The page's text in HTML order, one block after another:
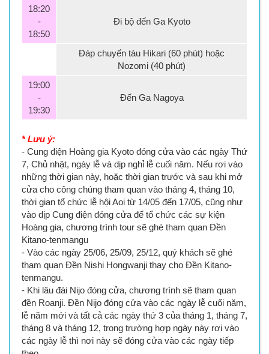
18:20
-
18:50
Đi bộ đến Ga Kyoto
Đáp chuyến tàu Hikari (60 phút) hoặc
Nozomi (40 phút)
19:00
-
19:30
Đến Ga Nagoya
* Lưu ý:
- Cung điện Hoàng gia Kyoto đóng cửa vào các ngày Thứ
7, Chủ nhật, ngày lễ và dịp nghỉ lễ cuối năm. Nếu rơi vào
những thời gian này, hoặc thời gian trước và sau khi mở
cửa cho công chúng tham quan vào tháng 4, tháng 10,
thời gian tổ chức lễ hội Aoi từ 14/05 đến 17/05, cũng như
vào dịp Cung điện đóng cửa để tổ chức các sự kiện
Hoàng gia, chương trình tour sẽ ghé tham quan Đền
Kitano-tenmangu
- Vào các ngày 25/06, 25/09, 25/12, quý khách sẽ ghé
tham quan Đền Nishi Hongwanji thay cho Đền Kitano-
tenmangu.
- Khi lâu đài Nijo đóng cửa, chương trình sẽ tham quan
đền Roanji. Đền Nijo đóng cửa vào các ngày lễ cuối năm,
lễ năm mới và tất cả các ngày thứ 3 của tháng 1, tháng 7,
tháng 8 và tháng 12, trong trường hợp ngày này rơi vào
các ngày lễ thì nơi này sẽ đóng cửa vào các ngày tiếp